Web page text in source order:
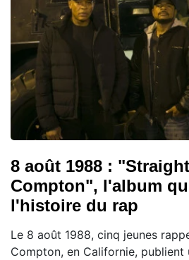
8 août 1988 :
Compton", l'album
l'histoire du rap
Le 8 août 1988, cinq jeunes
Compton, en Californie, publient